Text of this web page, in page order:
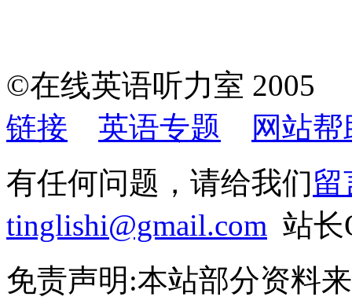
©在线英语听力室
链接
英语专题
网站帮
有任何问题，请给我们留
tinglishi@gmail.com 站长
免责声明:本站部分资料